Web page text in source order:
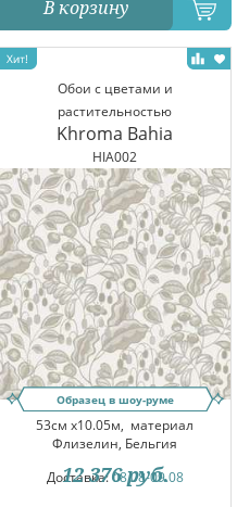
В корзину
Обои с цветами и
растительностью
Khroma Bahia
HIA002
Образец в шоу-руме
53см x10.05м, материал
Флизелин, Бельгия
Доставка:08.08-09.08
12 376 руб.